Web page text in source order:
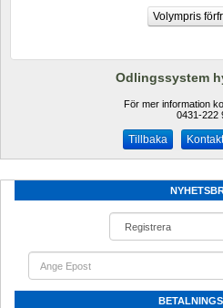
Odlingssystem
För mer information
0431-222
Kontakt